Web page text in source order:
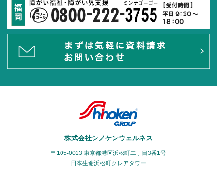
株式会社シノケンウェルネス
〒105-0013 東京都港区浜松町二丁目3番1号
日本生命浜松町クレアタワー